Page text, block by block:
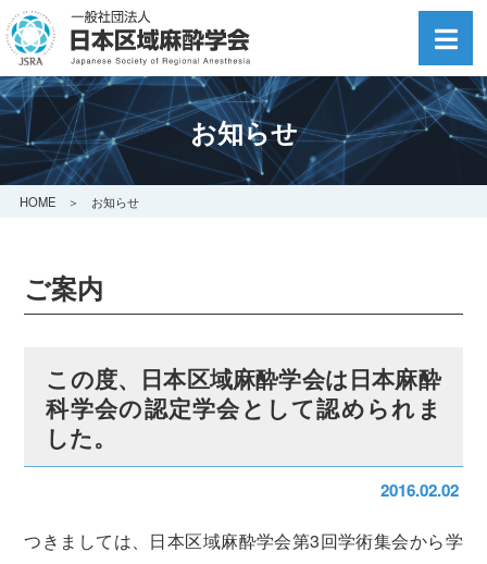
お知らせ
HOME＞ お知らせ
ご案内
この度、日本区域麻酔学会は日本麻酔
科学会の認定学会として認められま
した。
2016.02.02
つきましては、日本区域麻酔学会第3回学術集会から学